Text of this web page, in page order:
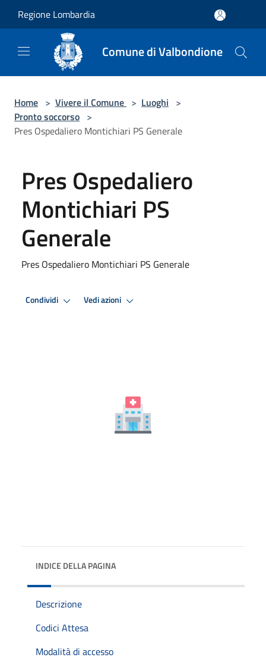
Regione Lombardia
Comune di Valbondione
Home > Vivere il Comune > Luoghi >
Pronto soccorso >
Pres Ospedaliero Montichiari PS Generale
Pres Ospedaliero
Montichiari PS
Generale
Pres Ospedaliero Montichiari PS Generale
Condividi Vedi azioni
INDICE DELLA PAGINA
Descrizione
Codici Attesa
Modalità di accesso